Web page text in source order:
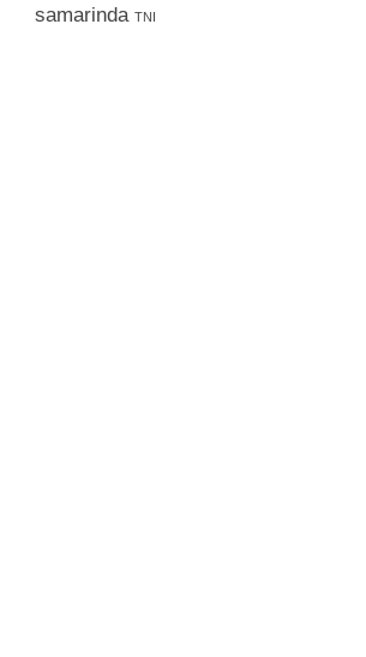
samarinda TNI